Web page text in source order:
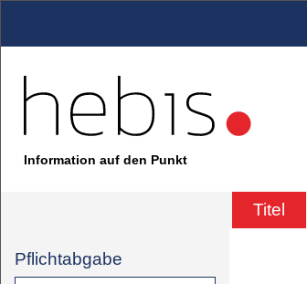
Information auf den Punkt
Titel
Pflichtabgabe